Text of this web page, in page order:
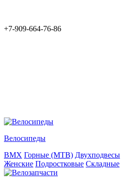
+7-909-664-76-86
Велосипеды
BMX Горные (MTB) Двухподвесы
Женские Подростковые Складные